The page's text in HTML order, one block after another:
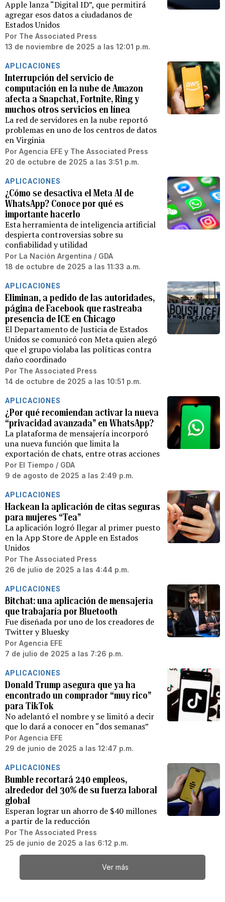
Apple lanza “Digital ID”, que permitirá
agregar esos datos a ciudadanos de
Estados Unidos
Por The Associated Press
13 de noviembre de 2025 a las 12:01 p.m.
APLICACIONES
Interrupción del servicio de
computación en la nube de Amazon
afecta a Snapchat, Fortnite, Ring y
muchos otros servicios en línea
La red de servidores en la nube reportó
problemas en uno de los centros de datos
en Virginia
Por Agencia EFE y The Associated Press
20 de octubre de 2025 a las 3:51 p.m.
APLICACIONES
¿Cómo se desactiva el Meta AI de
WhatsApp? Conoce por qué es
importante hacerlo
Esta herramienta de inteligencia artificial
despierta controversias sobre su
confiabilidad y utilidad
Por La Nación Argentina / GDA
18 de octubre de 2025 a las 11:33 a.m.
APLICACIONES
Eliminan, a pedido de las autoridades,
página de Facebook que rastreaba
presencia de ICE en Chicago
El Departamento de Justicia de Estados
Unidos se comunicó con Meta quien alegó
que el grupo violaba las políticas contra
daño coordinado
Por The Associated Press
14 de octubre de 2025 a las 10:51 p.m.
APLICACIONES
¿Por qué recomiendan activar la nueva
“privacidad avanzada” en WhatsApp?
La plataforma de mensajería incorporó
una nueva función que limita la
exportación de chats, entre otras acciones
Por El Tiempo / GDA
9 de agosto de 2025 a las 2:49 p.m.
APLICACIONES
Hackean la aplicación de citas seguras
para mujeres “Tea”
La aplicación logró llegar al primer puesto
en la App Store de Apple en Estados
Unidos
Por The Associated Press
26 de julio de 2025 a las 4:44 p.m.
APLICACIONES
Bitchat: una aplicación de mensajería
que trabajaría por Bluetooth
Fue diseñada por uno de los creadores de
Twitter y Bluesky
Por Agencia EFE
7 de julio de 2025 a las 7:26 p.m.
APLICACIONES
Donald Trump asegura que ya ha
encontrado un comprador “muy rico”
para TikTok
No adelantó el nombre y se limitó a decir
que lo dará a conocer en “dos semanas”
Por Agencia EFE
29 de junio de 2025 a las 12:47 p.m.
APLICACIONES
Bumble recortará 240 empleos,
alrededor del 30% de su fuerza laboral
global
Esperan lograr un ahorro de $40 millones
a partir de la reducción
Por The Associated Press
25 de junio de 2025 a las 6:12 p.m.
Ver más